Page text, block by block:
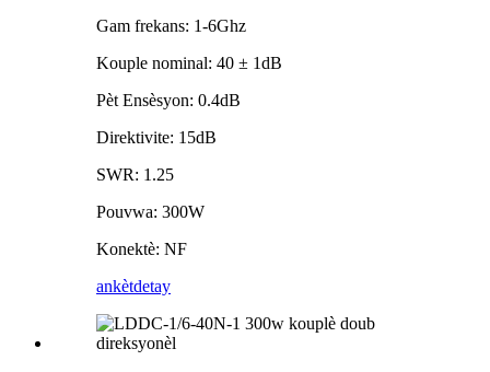
Gam frekans: 1-6Ghz
Kouple nominal: 40 ± 1dB
Pèt Ensèsyon: 0.4dB
Direktivite: 15dB
SWR: 1.25
Pouvwa: 300W
Konektè: NF
ankètdetay